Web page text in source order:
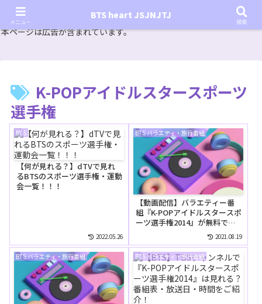
『In the SOOP BTS ver.』シーズン2放送決定！いつから始まる？インザスープの放送開始日・視聴
方法は？【In the SOOP BTS ver. Season 2】
本ページは広告が含まれています。
K-POPアイドルスタースポーツ
選手権
BTS
【何が見れる？】dTVで見れ
るBTSのスポーツ選手権・運動
会一覧！！！
2022.05.26
BTS バラエティ・旅行番組
【動画配信】バラエティー番
組『K-POPアイドルスタースポ
ーツ選手権2014』が無料で見
れる動画配信サイトは？2021.08.19
BTS バラエティ・旅行番組 BTS バラエティ・旅行番組
メニュー
BTS heart JSJNJTJ
検索